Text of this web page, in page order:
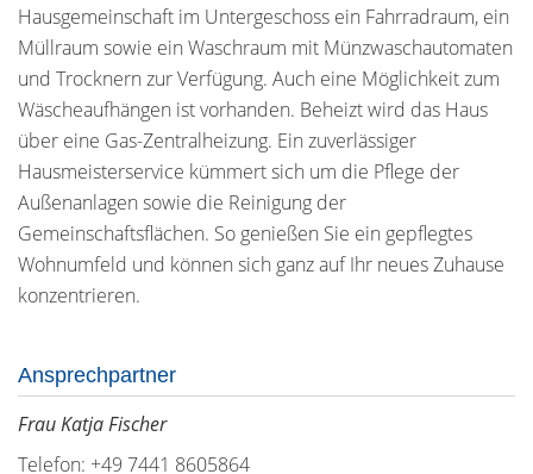
Hausgemeinschaft im Untergeschoss ein Fahrradraum, ein
Müllraum sowie ein Waschraum mit Münzwaschautomaten
und Trocknern zur Verfügung. Auch eine Möglichkeit zum
Wäscheaufhängen ist vorhanden. Beheizt wird das Haus
über eine Gas-Zentralheizung. Ein zuverlässiger
Hausmeisterservice kümmert sich um die Pflege der
Außenanlagen sowie die Reinigung der
Gemeinschaftsflächen. So genießen Sie ein gepflegtes
Wohnumfeld und können sich ganz auf Ihr neues Zuhause
konzentrieren.
Ansprechpartner
Frau Katja Fischer
Telefon: +49 7441 8605864